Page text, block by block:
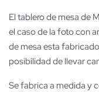
El tablero de mesa de
el caso de la foto con
de mesa esta
posibilidad de llevar
Se fabrica a medida y